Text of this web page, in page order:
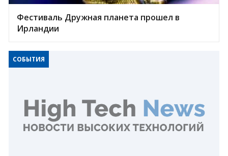
Фестиваль Дружная планета прошел в
Ирландии
СОБЫТИЯ